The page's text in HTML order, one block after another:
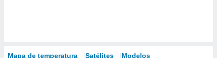
Mapa de temperatura Satélites Modelos